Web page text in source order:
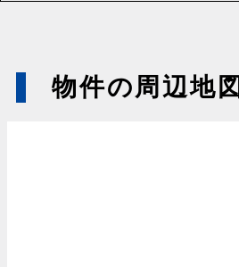
物件の周辺地図